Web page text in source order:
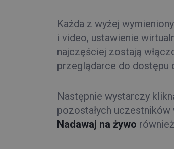
Każda z wyżej
i video, ustawienie
najczęściej zostają
przeglądarce do dostępu
Następnie wystarczy
pozostałych
Nadawaj na żywo